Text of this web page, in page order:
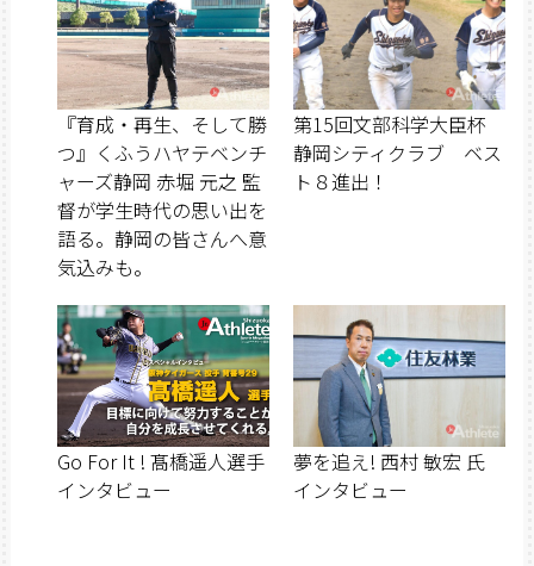
『育成・再生、そして勝
つ』くふうハヤテベンチ
ャーズ静岡 赤堀 元之 監
督が学生時代の思い出を
語る。静岡の皆さんへ意
気込みも。
第15回文部科学大臣杯
静岡シティクラブ ベス
ト８進出！
Go For It ! 髙橋遥人選手
インタビュー
夢を追え! 西村 敏宏 氏
インタビュー